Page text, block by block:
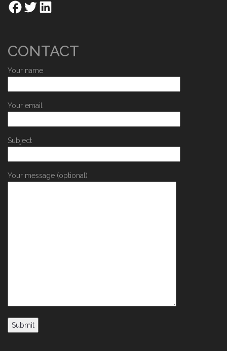
CONTACT
Your name
Your email
Subject
Your message (optional)